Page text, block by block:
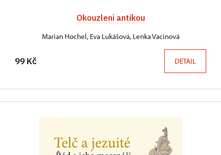
Okouzleni antikou
Marian Hochel, Eva Lukášová, Lenka Vacinová
99 Kč DETAIL